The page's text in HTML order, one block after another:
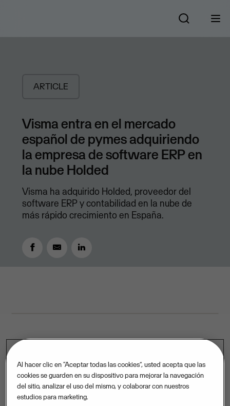
ARTICLE
Visma entra en el mercado
español de pymes adquiriendo
la empresa de software ERP en
la nube Holded
Visma ha adquirido Holded, proveedor del
software ERP y contabilidad en la nube de
más rápido crecimiento en España.
clasificada como el noveno proveedor de servicios en
la nube del mundo por la empresa de análisisApps
Run The World (ARTW)
Al hacer clic en “Aceptar todas las cookies”, usted acepta que las
cookies se guarden en su dispositivo para mejorar la navegación
del sitio, analizar el uso del mismo, y colaborar con nuestros
estudios para marketing.